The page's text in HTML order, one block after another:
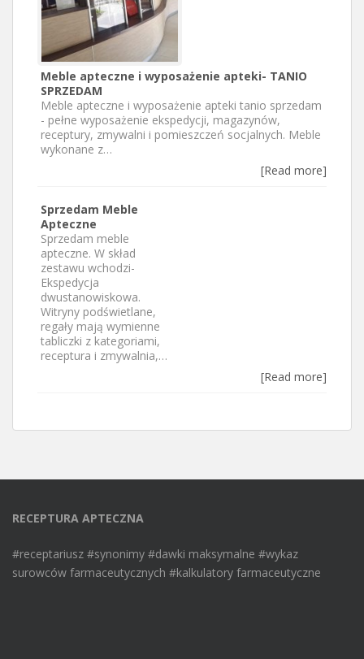
Meble apteczne i wyposażenie apteki- TANIO
SPRZEDAM
Meble apteczne i wyposażenie apteki tanio sprzedam
- pełne wyposażenie ekspedycji, magazynów,
receptury, zmywalni i pomieszczeń socjalnych. Meble
wykonane z…
[Read more]
Sprzedam Meble
Apteczne
Sprzedam meble
apteczne. W skład
zestawu wchodzi-
Ekspedycja
dwustanowiskowa.
Witryny podświetlane,
regały mają wymienne
tabliczki z kategoriami,
receptura i zmywalnia,…
[Read more]
RECEPTURA APTECZNA
#receptariusz #synonimy #dawki maksymalne #wykaz
surowców farmaceutycznych #kalkulatory farmaceutyczne